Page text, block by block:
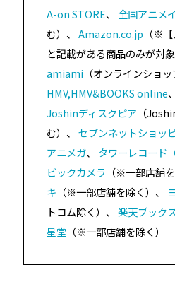
A-on STORE、 全国アニメ
む）、Amazon.co.jp （※
と記載がある商品のみが対
amiami （オンラインショッ
HMV,HMV&BOOKS online
Joshinディスクピア （
む）、セブンネットショッ
アニメガ、 タワーレコード
ビックカメラ （※一部店舗
キ （※一部店舗を除く）、
トコム除く）、楽天ブック
星堂 （※一部店舗を除く）